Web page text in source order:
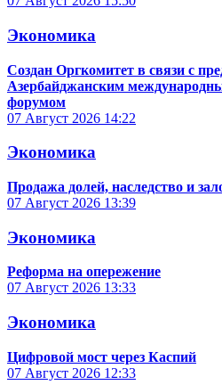
Экономика
Создан Оргкомитет в связи с
Азербайджанским
форумом
07 Август 2026 14:22
Экономика
Продажа долей, наследство и
07 Август 2026 13:39
Экономика
Реформа на опережение
07 Август 2026 13:33
Экономика
Цифровой мост через Каспий
07 Август 2026 12:33